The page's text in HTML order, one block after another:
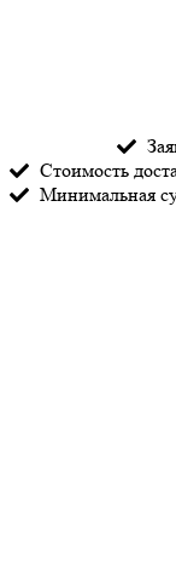
Стоимость
Минимальная